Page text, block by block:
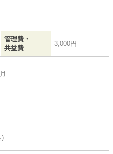
管理費・
共益費
3,000円
)